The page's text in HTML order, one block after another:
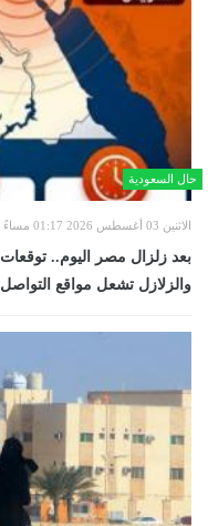
حال السعودية
الاثنين 03 أغسطس 2026 01:17 مساءً
والزلازل تشعل مواقع التواصل